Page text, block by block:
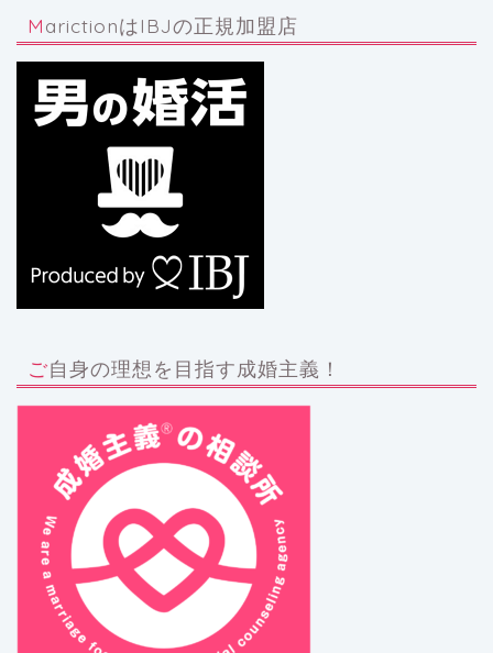
MarictionはIBJの正規加盟店
ご自身の理想を目指す成婚主義！